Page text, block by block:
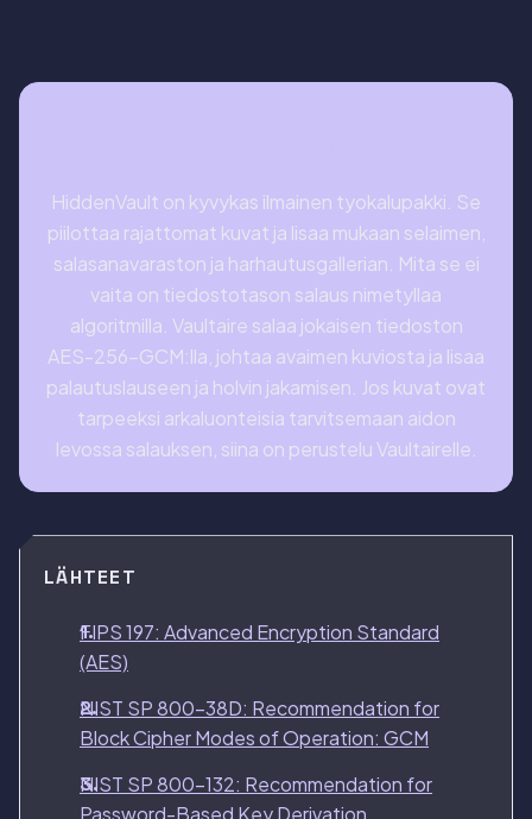
HiddenVault on kyvykas ilmainen tyokalupakki. Se
piilottaa rajattomat kuvat ja lisaa mukaan selaimen,
salasanavaraston ja harhautusgallerian. Mita se ei
vaita on tiedostotason salaus nimetyllaa
algoritmilla. Vaultaire salaa jokaisen tiedoston
AES-256-GCM:lla, johtaa avaimen kuviosta ja lisaa
palautuslauseen ja holvin jakamisen. Jos kuvat ovat
tarpeeksi arkaluonteisia tarvitsemaan aidon
levossa salauksen, siina on perustelu Vaultairelle.
LÄHTEET
FIPS 197: Advanced Encryption Standard
(AES)
NIST SP 800-38D: Recommendation for
Block Cipher Modes of Operation: GCM
NIST SP 800-132: Recommendation for
Password-Based Key Derivation